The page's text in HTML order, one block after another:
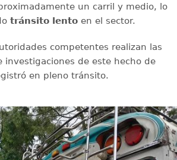
un carril y medio, lo
tránsito lentoen el sector.
competentes realizan las
investigaciones de este hecho de
en pleno tránsito.